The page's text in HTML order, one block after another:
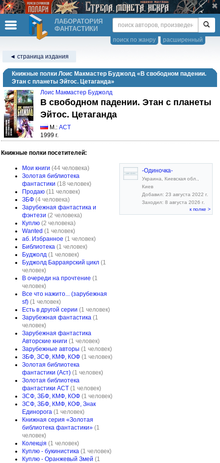
ЛАБОРАТОРИЯ
ФАНТАСТИКИ
расширенный
поиск по жанру
◄ страница издания
Книжные полки Лоис Макмастер Буджолд «В свободном падении.
Этан с планеты Эйтос. Цетаганда»
Лоис Макмастер Буджолд
В свободном падении. Этан с планеты
Эйтос. Цетаганда
М.: АСТ
1999 г.
Книжные полки посетителей:
Мои книги (44 человека)
Золотая библиотека
фантастики (18 человек)
Продаю (11 человек)
ЗБФ (4 человека)
Зарубежная фантастика и
фэнтези (2 человека)
Куплю (2 человека)
Wanted (1 человек)
аб. Избранное (1 человек)
Библиотека (1 человек)
Буджолд (1 человек)
Буджолд Барраярский цикл (1
человек)
В очереди на прочтение (1
человек)
Все что нажито... (зарубежная
sf) (1 человек)
Есть в другой серии (1 человек)
Зарубежная фантастика (1
человек)
Зарубежная фантастика
Авторские книги (1 человек)
Зарубежные авторы (1 человек)
ЗБФ, ЗСФ, КМФ, КОФ (1 человек)
Золотая библиотека
фантастики (Аст) (1 человек)
Золотая библиотека
фантастики АСТ (1 человек)
ЗСФ, ЗБФ, КМФ, КОФ (1 человек)
ЗСФ, ЗБФ, КМФ, КОФ, Знак
Единорога (1 человек)
Книжная серия «Золотая
библиотека фантастики» (1
человек)
Колекція (1 человек)
Куплю - букинистика (1 человек)
Куплю - Оранжевый Змей (1
-Одиночка-
Украина, Киевская обл.,
Киев
Добавил: 23 августа 2022 г.
Заходил: 8 августа 2026 г.
к полке >